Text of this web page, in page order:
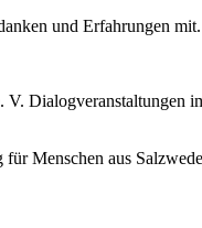
und Erfahrungen mit.
Dialogveranstaltungen
Menschen aus